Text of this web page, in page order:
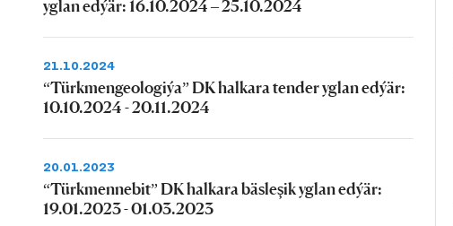
yglan edýär: 16.10.2024 – 25.10.2024
21.10.2024
“Türkmengeologiýa” DK halkara tender yglan edýär:
10.10.2024 - 20.11.2024
20.01.2023
“Türkmennebit” DK halkara bäsleşik yglan edýär:
19.01.2023 - 01.03.2023